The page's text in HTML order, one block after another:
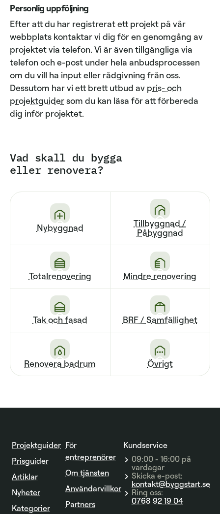
Personlig uppföljning
Efter att du har registrerat ett projekt på vår
webbplats kontaktar vi dig för en genomgång av
projektet via telefon. Vi är även tillgängliga via
telefon och e-post under hela anbudsprocessen
om du vill ha input eller rådgivning från oss.
Dessutom har vi ett brett utbud av pris- och
projektguidersom du kan läsa för att förbereda
dig inför projektet.
Vad skall du bygga
eller renovera?
Nybyggnad
Tillbyggnad /
Påbyggnad
Totalrenovering Mindre renovering
Tak och fasad BRF / Sam­fällighet
Renovera badrum Övrigt
Projektguider
Prisguider
Artiklar
Nyheter
Kategorier
För
entreprenörer
Om tjänsten
Användarvillkor
Partners
Kundservice
09:00 - 16:00 på
vardagar
Skicka e-post:
kontakt@byggstart.se
Ring oss:
0768 92 19 04